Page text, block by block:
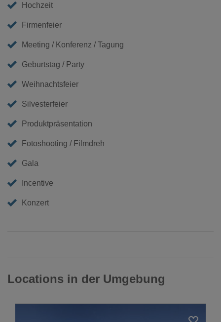
Hochzeit
Firmenfeier
Meeting / Konferenz / Tagung
Geburtstag / Party
Weihnachtsfeier
Silvesterfeier
Produktpräsentation
Fotoshooting / Filmdreh
Gala
Incentive
Konzert
Locations in der Umgebung